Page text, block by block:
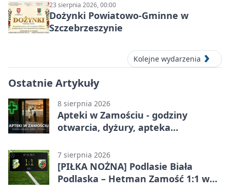
23 sierpnia 2026, 00:00
Dożynki Powiatowo-Gminne w
Szczebrzeszynie
Kolejne wydarzenia
Ostatnie Artykuły
8 sierpnia 2026
Apteki w Zamościu - godziny
otwarcia, dyżury, apteka
7 sierpnia 2026
[PIŁKA NOŻNA] Podlasie Biała
Podlaska – Hetman Zamość 1:1 w